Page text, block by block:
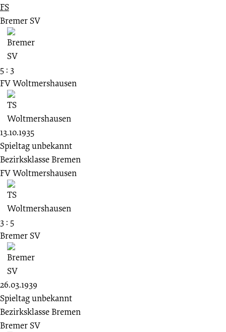
FS
Bremer SV
5 : 3
FV Woltmershausen
13.10.1935
Spieltag unbekannt
Bezirksklasse Bremen
FV Woltmershausen
3 : 5
Bremer SV
26.03.1939
Spieltag unbekannt
Bezirksklasse Bremen
Bremer SV